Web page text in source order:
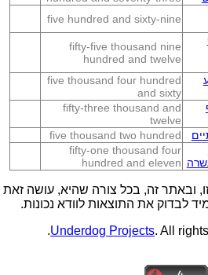
five hundred and sixty-nine
fifty-five thousand nine
hundred and twelve
five thousand four hundred
and sixty
fifty-three thousand and
twelve
five thousand two hundred
fifty-one thousand four
hundred and eleven
ובאתר זה, בכל צורה שהיא, עושה זאת
לבדוק את התוצאות לוודא נכונות.
Underdog Projects. All